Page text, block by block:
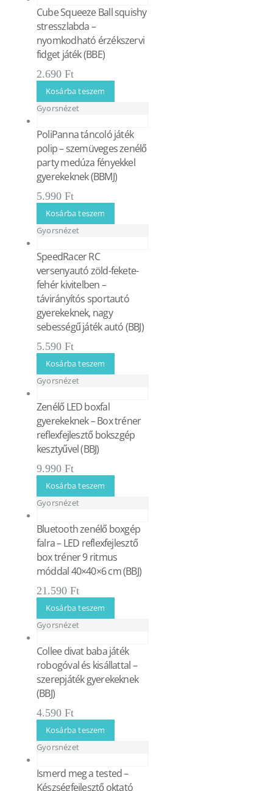
Cube Squeeze Ball squishy
stresszlabda –
nyomkodható érzékszervi
fidget játék (BBE)
2.690 Ft
Kosárba teszem
Gyorsnézet
PoliPanna táncoló játék
polip – szemüveges zenélő
party medúza fényekkel
gyerekeknek (BBMJ)
5.990 Ft
Kosárba teszem
Gyorsnézet
SpeedRacer RC
versenyautó zöld-fekete-
fehér kivitelben –
távirányítós sportautó
gyerekeknek, nagy
sebességű játék autó (BBJ)
5.590 Ft
Kosárba teszem
Gyorsnézet
Zenélő LED boxfal
gyerekeknek – Box tréner
reflexfejlesztő bokszgép
kesztyűvel (BBJ)
9.990 Ft
Kosárba teszem
Gyorsnézet
Bluetooth zenélő boxgép
falra – LED reflexfejlesztő
box tréner 9 ritmus
móddal 40×40×6 cm (BBJ)
21.590 Ft
Kosárba teszem
Gyorsnézet
Collee divat baba játék
robogóval és kisállattal –
szerepjáték gyerekeknek
(BBJ)
4.590 Ft
Kosárba teszem
Gyorsnézet
Ismerd meg a tested –
Készségfejlesztő oktató